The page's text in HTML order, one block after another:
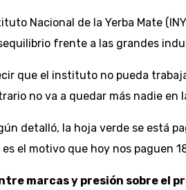
Nacional de la Yerba Mate
frente a las grandes
que el instituto no pueda
no va a quedar más nadie en
detalló, la hoja verde se está
el motivo que hoy nos paguen
marcas y presión sobre el